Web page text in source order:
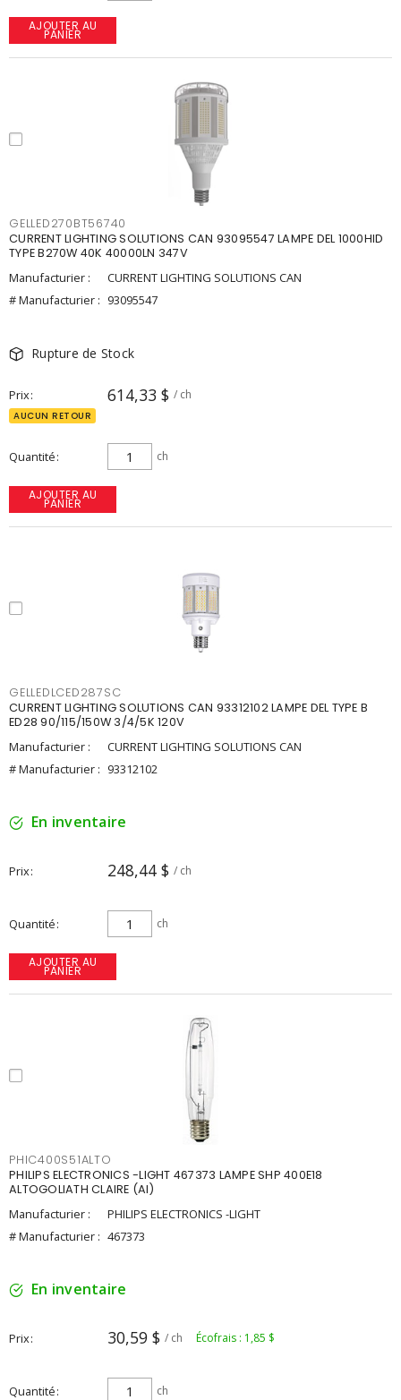
AJOUTER AU
PANIER
GELLED270BT56740
CURRENT LIGHTING SOLUTIONS CAN 93095547 LAMPE DEL 1000HID
TYPE B270W 40K 40000LN 347V
Manufacturier :
CURRENT LIGHTING SOLUTIONS CAN
# Manufacturier : 93095547
Rupture de Stock
Prix 614,33 $ / ch
AUCUN RETOUR
Quantité ch
AJOUTER AU
PANIER
GELLEDLCED287SC
CURRENT LIGHTING SOLUTIONS CAN 93312102 LAMPE DEL TYPE B
ED28 90/115/150W 3/4/5K 120V
Manufacturier :
CURRENT LIGHTING SOLUTIONS CAN
# Manufacturier : 93312102
En inventaire
Prix 248,44 $ / ch
Quantité ch
AJOUTER AU
PANIER
PHIC400S51ALTO
PHILIPS ELECTRONICS -LIGHT 467373 LAMPE SHP 400E18
ALTOGOLIATH CLAIRE (AI)
Manufacturier :
PHILIPS ELECTRONICS -LIGHT
# Manufacturier : 467373
En inventaire
Prix 30,59 $ / ch Écofrais : 1,85 $
Quantité ch